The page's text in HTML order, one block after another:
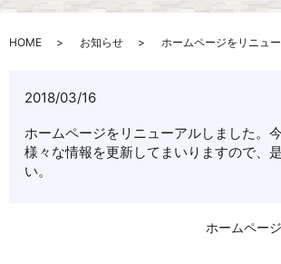
HOME お知らせ ホームページをリニュー
2018/03/16
ホームページをリニューアルしました。
様々な情報を更新してまいりますので、
い。
ホームペー